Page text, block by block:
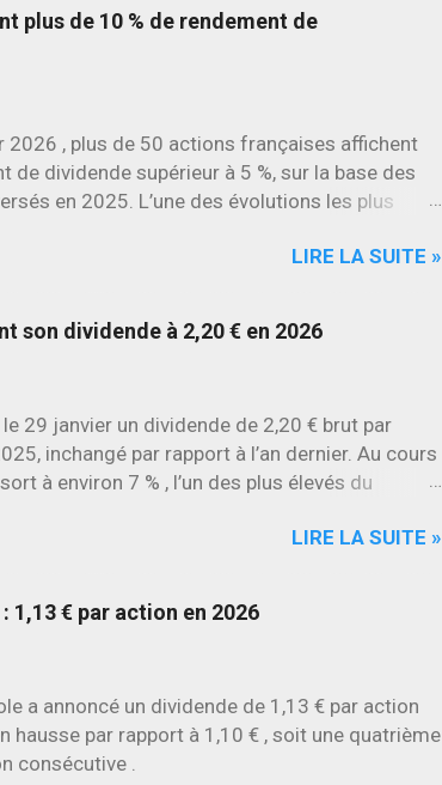
plus de 10 % de rendement de
2026 , plus de 50 actions françaises affichent
de dividende supérieur à 5 %, sur la base des
en 2025. L’une des évolutions les plus
% en 2026 , tandis que Stellantis et Renault
LIRE LA SUITE »
son dividende à 2,20 € en 2026
29 janvier un dividende de 2,20 € brut par
inchangé par rapport à l’an dernier. Au cours
à environ 7 % , l’un des plus élevés du
LIRE LA SUITE »
1,13 € par action en 2026
a annoncé un dividende de 1,13 € par action
hausse par rapport à 1,10 € , soit une quatrième
consécutive .